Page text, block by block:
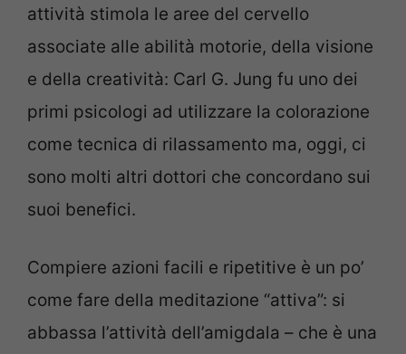
attività stimola le aree del cervello
associate alle abilità motorie, della visione
e della creatività: Carl G. Jung fu uno dei
primi psicologi ad utilizzare la colorazione
come tecnica di rilassamento ma, oggi, ci
sono molti altri dottori che concordano sui
suoi benefici.
Compiere azioni facili e ripetitive è un po’
come fare della meditazione “attiva”: si
abbassa l’attività dell’amigdala – che è una